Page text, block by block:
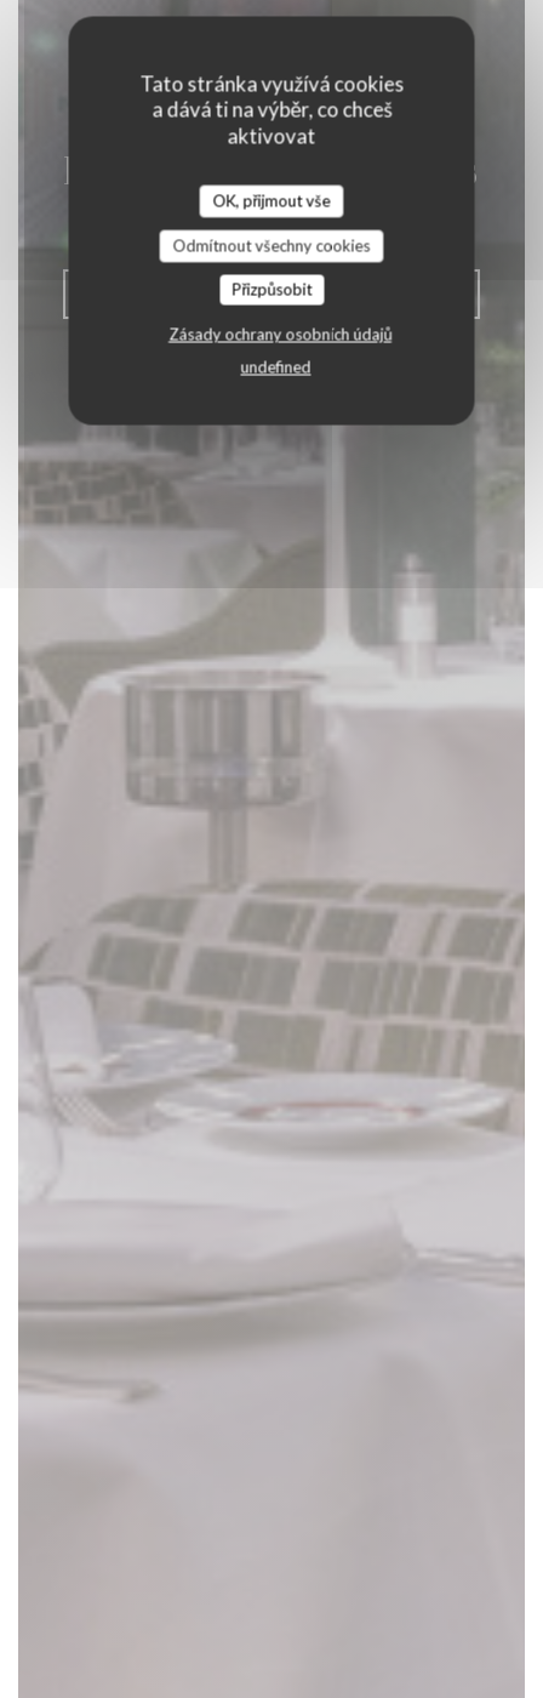
Tato stránka využívá cookies
a dává ti na výběr, co chceš
aktivovat
OK, přijmout vše
Odmítnout všechny cookies
Přizpůsobit
Zásady ochrany osobních údajů
undefined
La Closerie des Lilas
|PARIS
REZERVOVAT STŮL